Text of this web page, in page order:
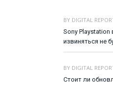
BY DIGITAL
Sony Playstation
извиняться не
BY DIGITAL
Стоит ли